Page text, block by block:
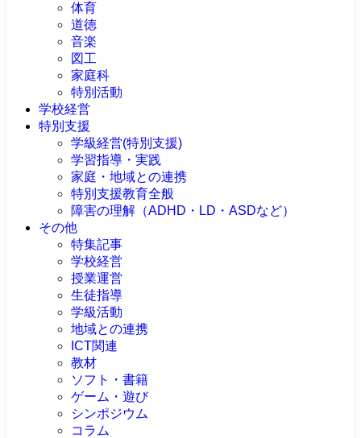
体育
道徳
音楽
図工
家庭科
特別活動
学校経営
特別支援
学級経営(特別支援)
学習指導・実践
家庭・地域との連携
特別支援教育全般
障害の理解（ADHD・LD・ASDなど）
その他
特集記事
学校経営
授業運営
生徒指導
学級活動
地域との連携
ICT関連
教材
ソフト・書籍
ゲーム・遊び
シンポジウム
コラム